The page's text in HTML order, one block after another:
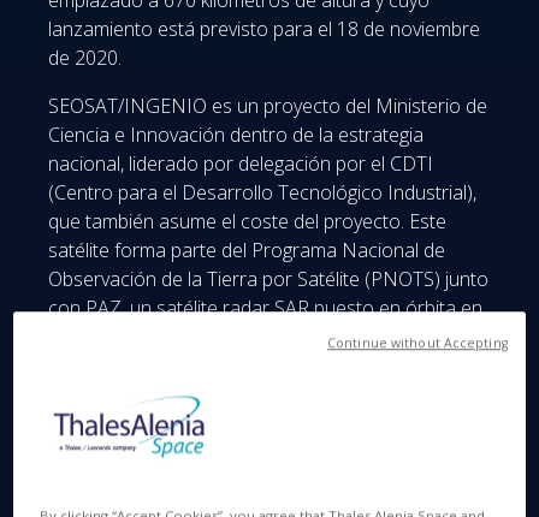
lanzamiento está previsto para el 18 de noviembre
de 2020.
SEOSAT/INGENIO es un proyecto del Ministerio de
Ciencia e Innovación dentro de la estrategia
nacional, liderado por delegación por el CDTI
(Centro para el Desarrollo Tecnológico Industrial),
que también asume el coste del proyecto. Este
satélite forma parte del Programa Nacional de
Observación de la Tierra por Satélite (PNOTS) junto
con PAZ, un satélite radar SAR puesto en órbita en
febrero de 2018. SEOSAT/INGENIO representa
industria española: su realización ha estado a
cargo de un consorcio industrial de 11 empresas
españolas, entre ellas Airbus como contratista
contratista principal del instrumento óptico y Thales
Continue without Accepting